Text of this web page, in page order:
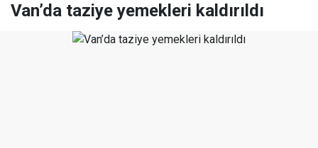
Van’da taziye yemekleri kaldırıldı